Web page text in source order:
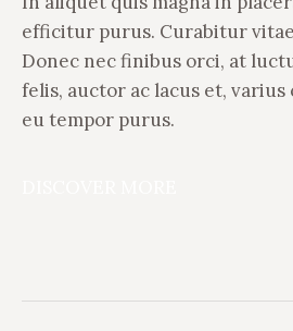
efficitur purus. Curabitur
Donec nec finibus orci, at
felis, auctor ac lacus et, varius
eu tempor purus.